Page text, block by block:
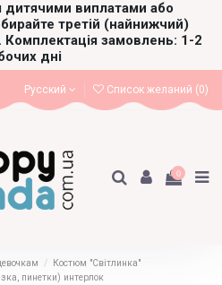
виплатами або
третій (найнижчий)
Комплектація замовлень: 1-2
дні
Русский Список желаний (0)
0
Костюм "Світлинка"
пинетки) интерлок